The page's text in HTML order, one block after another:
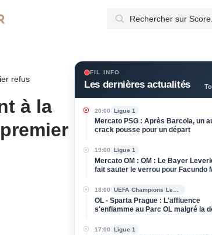
refus
à la
FIL INFO
Les dernières actualités
20:00 Ligue 1
Mercato PSG : Après Barcola, un
crack pousse pour un départ
19:00 Ligue 1
Mercato OM : OM : Le Bayer
fait sauter le verrou pour Facundo
18:00
OL - Sparta Prague : L'affluence
s'enflamme au Parc OL malgré la
17:00 Ligue 1